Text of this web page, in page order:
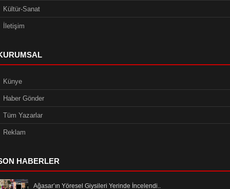
Kültür-Sanat
İletişim
Künye
Haber Gönder
Tüm Yazarlar
Reklam
HABERLER
Ağasar’ın Yöresel Giysileri Yerinde İncelendi..